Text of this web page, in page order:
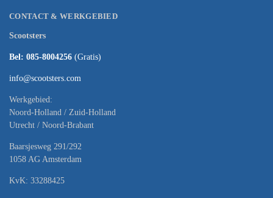
CONTACT & WERKGEBIED
Scootsters
Bel: 085-8004256 (Gratis)
info@scootsters.com
Werkgebied:
Noord-Holland / Zuid-Holland
Utrecht / Noord-Brabant
Baarsjesweg 291/292
1058 AG Amsterdam
KvK: 33288425